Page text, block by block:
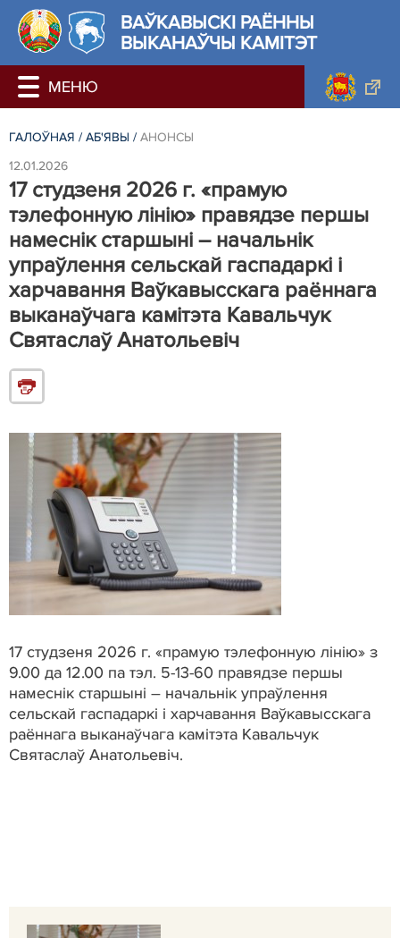
ВАЎКАВЫСКІ РАЁННЫ
ВЫКАНАЎЧЫ КАМІТЭТ
ГАЛОЎНАЯ / АБ'ЯВЫ / АНОНСЫ
12.01.2026
17 студзеня 2026 г. «прамую
тэлефонную лінію» правядзе першы
намеснік старшыні – начальнік
упраўлення сельскай гаспадаркі і
харчавання Ваўкавысскага раённага
выканаўчага камітэта Кавальчук
Святаслаў Анатольевіч
17 студзеня 2026 г. «прамую тэлефонную лінію» з
9.00 да 12.00 па тэл. 5-13-60 правядзе першы
намеснік старшыні – начальнік упраўлення
сельскай гаспадаркі і харчавання Ваўкавысскага
раённага выканаўчага камітэта Кавальчук
Святаслаў Анатольевіч.